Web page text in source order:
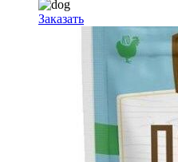
Заказать